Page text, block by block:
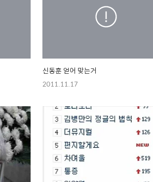
신동훈 얻어 맞는거
2011.11.17